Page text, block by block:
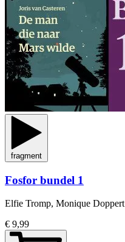
fragment
Fosfor bundel 1
Elfie Tromp, Monique Doppert
€ 9,99